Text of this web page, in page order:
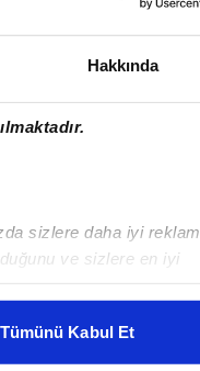
Hakkında
sizlere daha iyi reklam
ve sizlere en iyi
gösterilmeyecektir."
Tümünü Kabul Et